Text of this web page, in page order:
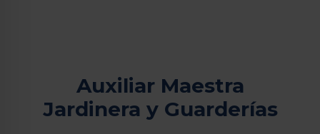
Auxiliar Maestra
Jardinera y Guarderías